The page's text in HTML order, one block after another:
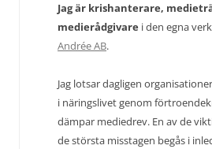
Jag är krishanterare,
medierådgivare i den egna
Andrée AB.
Jag lotsar dagligen
i näringslivet genom
dämpar mediedrev. En av de
de största misstagen begås i